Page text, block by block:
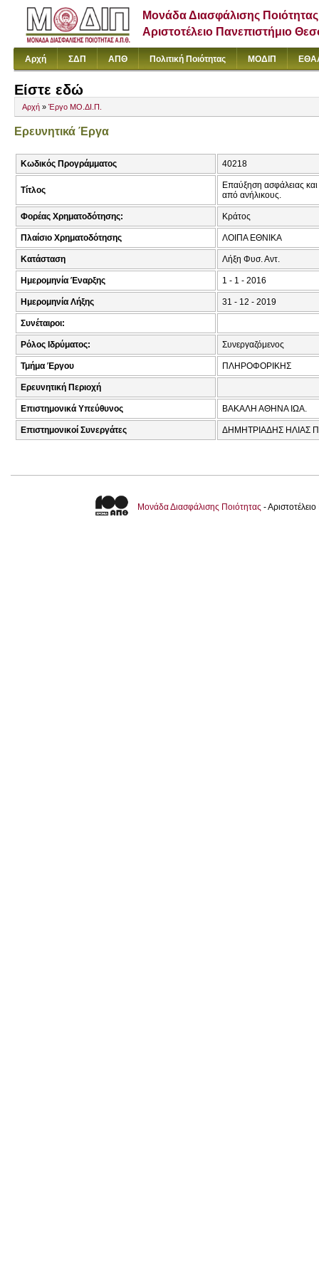
Μονάδα Διασφάλισης Ποιότητας
Αριστοτέλειο Πανεπιστήμιο
Αρχή ΣΔΠ ΑΠΘ Πολιτική Ποιότητας ΜΟΔΙΠ
Είστε εδώ
Αρχή » Έργο ΜΟ.ΔΙ.Π.
Ερευνητικά Έργα
Κωδικός Προγράμματος 40218
Τίτλος
Επαύξηση ασφάλειας και
από ανήλικους.
Φορέας Χρηματοδότησης: Κράτος
Πλαίσιο Χρηματοδότησης ΛΟΙΠΑ ΕΘΝΙΚΑ
Κατάσταση Λήξη Φυσ. Αντ.
Ημερομηνία Έναρξης 1 - 1 - 2016
Ημερομηνία Λήξης 31 - 12 - 2019
Συνέταιροι:
Ρόλος Ιδρύματος: Συνεργαζόμενος
Τμήμα Έργου ΠΛΗΡΟΦΟΡΙΚΗΣ
Ερευνητική Περιοχή
Επιστημονικά Υπεύθυνος ΒΑΚΑΛΗ ΑΘΗΝΑ ΙΩΑ.
Επιστημονικοί Συνεργάτες ΔΗΜΗΤΡΙΑΔΗΣ ΗΛΙΑΣ
Μονάδα Διασφάλισης Ποιότητας -